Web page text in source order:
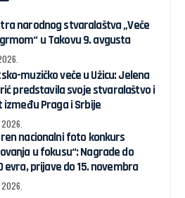
narodnog stvaralaštva „Veče
u Takovu 9. avgusta
muzičko veče u Užicu: Jelena
predstavila svoje stvaralaštvo i
između Praga i Srbije
nacionalni foto konkurs
u fokusu“: Nagrade do
evra, prijave do 15. novembra